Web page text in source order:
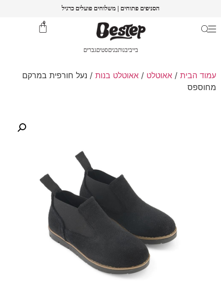
הסניפים פתוחים | משלוחים פועלים כרגיל
0
בייביבנותבניםסטיםגברים
עמוד הבית / אאוטלט / אאוטלט בנות / נעל חורפית במרקם
מחוספס